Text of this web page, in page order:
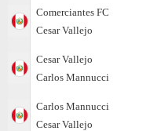
Comerciantes FC
Cesar Vallejo
Cesar Vallejo
Carlos Mannucci
Carlos Mannucci
Cesar Vallejo